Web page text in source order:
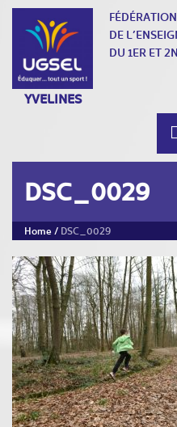
YVELINES
FÉDÉRATION
DE
DU 1ER ET
DSC_0029
Home / DSC_0029